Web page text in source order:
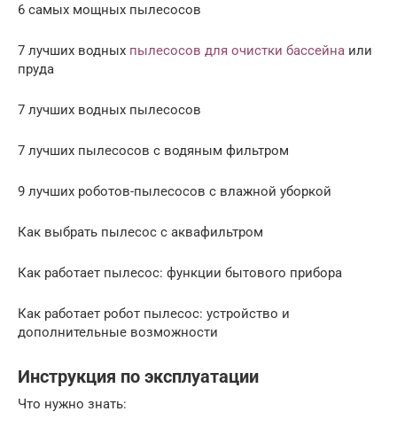
6 самых мощных пылесосов
7 лучших водных пылесосов для очистки бассейна или
пруда
7 лучших водных пылесосов
7 лучших пылесосов с водяным фильтром
9 лучших роботов-пылесосов с влажной уборкой
Как выбрать пылесос с аквафильтром
Как работает пылесос: функции бытового прибора
Как работает робот пылесос: устройство и
дополнительные возможности
Инструкция по эксплуатации
Что нужно знать: